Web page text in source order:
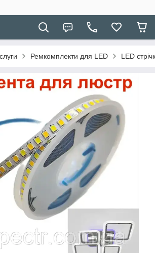
Ремкомплекти для LED LED